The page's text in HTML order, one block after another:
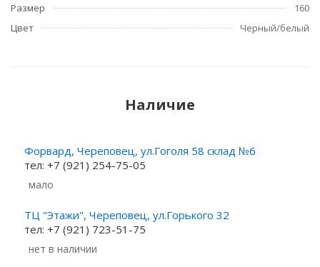
Размер
160
Цвет
Черный/белый
Наличие
Форвард, Череповец, ул.Гоголя 58 склад №6
тел: +7 (921) 254-75-05
Мало
ТЦ "Этажи", Череповец, ул.Горького 32
тел: +7 (921) 723-51-75
Нет в наличии